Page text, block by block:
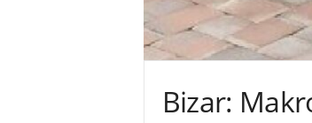
Bizar: